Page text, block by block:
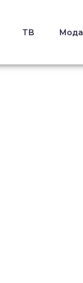
ТВ Мода